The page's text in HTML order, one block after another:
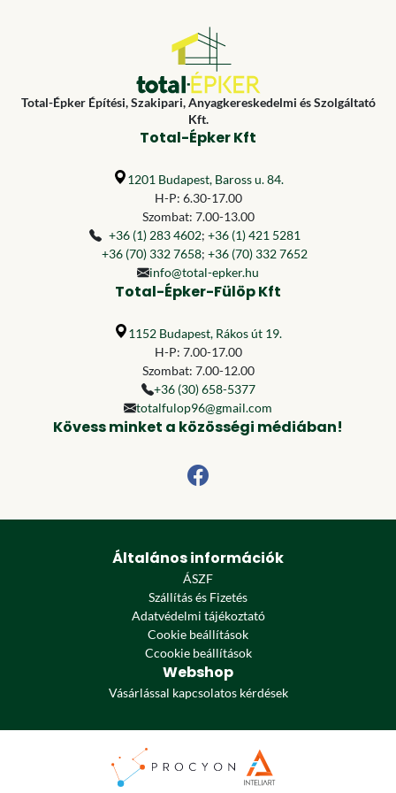
Total-Épker Építési, Szakipari, Anyagkereskedelmi és Szolgáltató
Kft.
Total-Épker Kft
1201 Budapest, Baross u. 84.
H-P: 6.30-17.00
Szombat: 7.00-13.00
+36 (1) 283 4602; +36 (1) 421 5281
+36 (70) 332 7658; +36 (70) 332 7652
info@total-epker.hu
Total-Épker-Fülöp Kft
1152 Budapest, Rákos út 19.
H-P: 7.00-17.00
Szombat: 7.00-12.00
+36 (30) 658-5377
totalfulop96@gmail.com
Kövess minket a közösségi médiában!
Általános információk
ÁSZF
Szállítás és Fizetés
Adatvédelmi tájékoztató
Cookie beállítások
Ccookie beállítások
Webshop
Vásárlással kapcsolatos kérdések